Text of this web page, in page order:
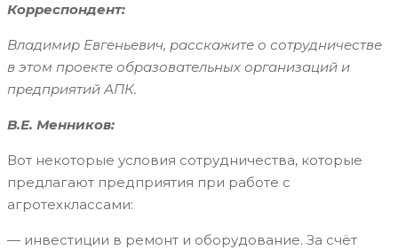
Корреспондент:
Владимир Евгеньевич, расскажите о сотрудничестве
в этом проекте образовательных организаций и
предприятий АПК.
В.Е. Менников:
Вот некоторые условия сотрудничества, которые
предлагают предприятия при работе с
агротехклассами:
— инвестиции в ремонт и оборудование. За счёт